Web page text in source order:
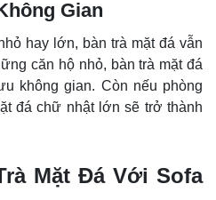
Gian
hay lớn, bàn trà mặt đá vẫn
căn hộ nhỏ, bàn trà mặt đá
không gian. Còn nếu phòng
đá chữ nhật lớn sẽ trở thành
Mặt Đá Với Sofa